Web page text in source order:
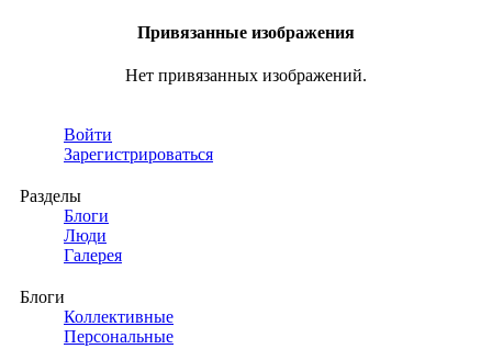
Привязанные изображения
Нет привязанных изображений.
Войти
Зарегистрироваться
Разделы
Блоги
Люди
Галерея
Блоги
Коллективные
Персональные